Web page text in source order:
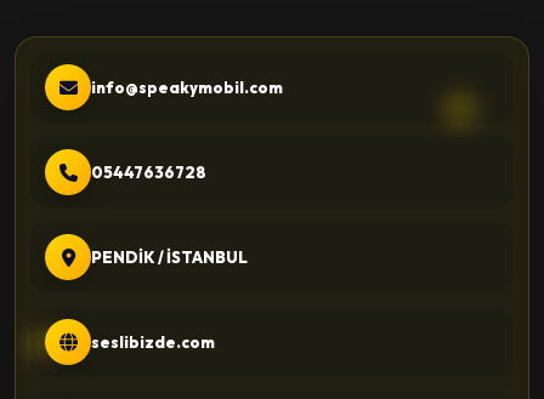
info@speakymobil.com
05447636728
PENDİK / İSTANBUL
seslibizde.com